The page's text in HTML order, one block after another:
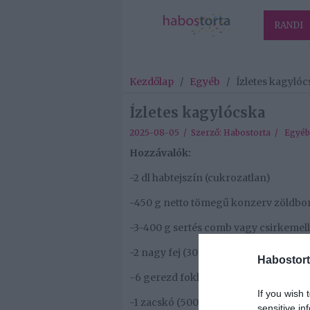
If you wish
RANDI
Kezdőlap / Egyéb / Ízletes
Ízletes kagylócska
2025-08-05 / Szerző: Habostorta / Egyéb
Hozzávalók:
-2 dl habtejszín (cukrozatlan)
-450 g netto tömegű konzerv
-3-400 g sertés comb vagy csirkemell
-2 nagy fej (300 g) vöröshagyma
-6 gerezd fokhagyma
-1 zacskó (500 g) kagyló tészta